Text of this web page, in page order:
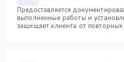
Предоставляется
выполненные работы и
защищает клиента от повторных